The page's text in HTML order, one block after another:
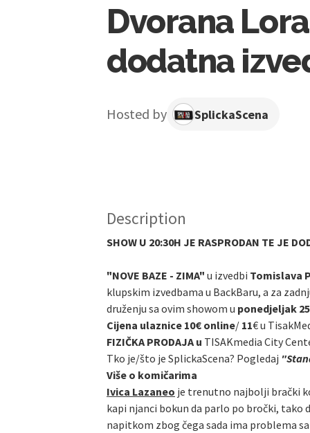
Dvorana
dodatna
Hosted by SplickaScena
Description
SHOW U 20:30H JE RASPRODAN TE JE
"NOVE BAZE - ZIMA" u izvedbi Tomislava
klupskim izvedbama u BackBaru, a za
druženju sa ovim showom u ponedjeljak
Cijena ulaznice 10€ online/ 11€ u
FIZIČKA PRODAJA u TISAKmedia City
Tko je/što je SplickaScena? Pogledaj
Više o komičarima
Ivica Lazaneo je trenutno najbolji brački
kapi njanci bokun da parlo po bročki, tako
napitkom zbog čega sada ima problema